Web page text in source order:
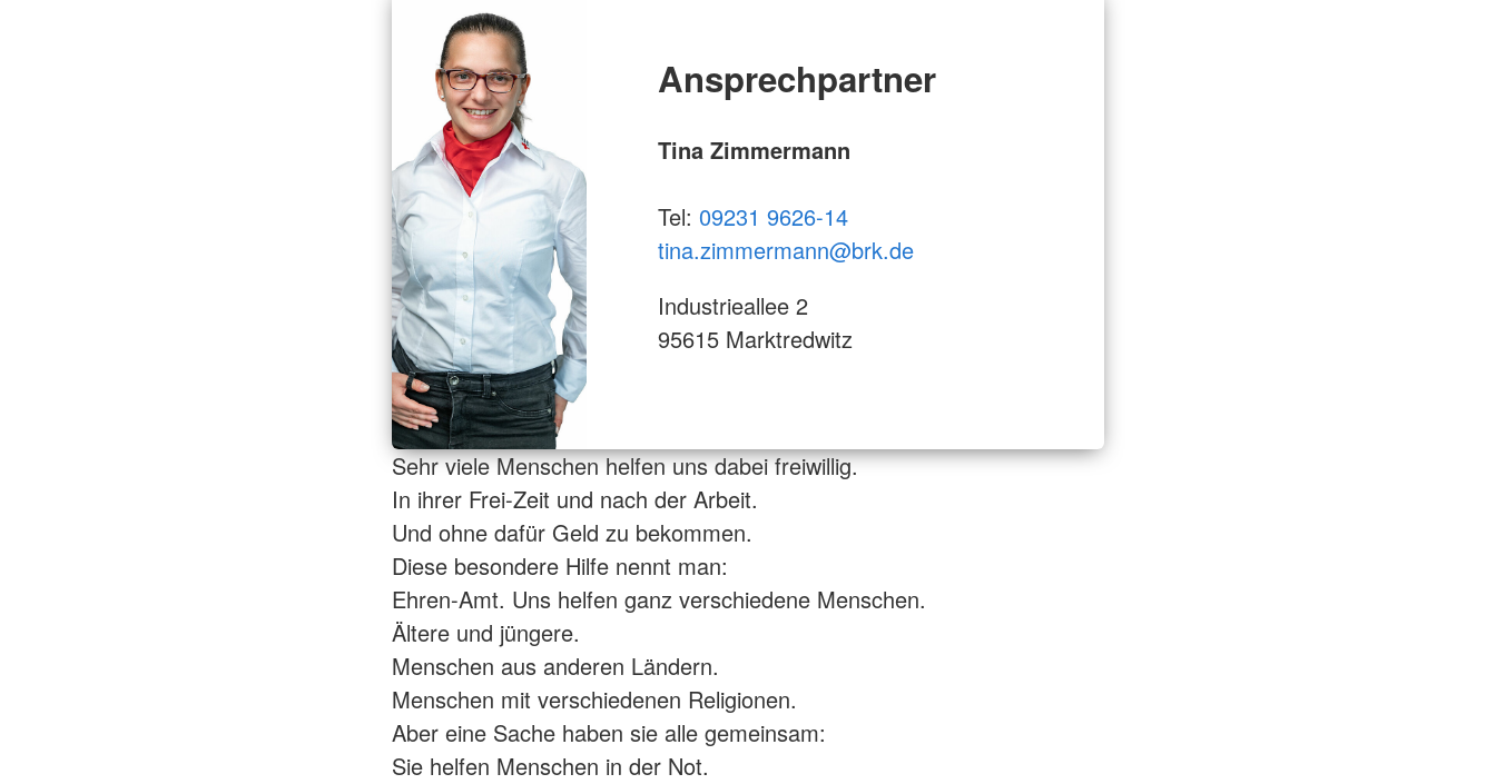
Ansprechpartner
Tina Zimmermann
Tel: 09231 9626-14
tina.zimmermann@brk.de
Industrieallee 2
95615 Marktredwitz
Sehr viele Menschen helfen uns dabei freiwillig.
In ihrer Frei-Zeit und nach der Arbeit.
Und ohne dafür Geld zu bekommen.
Diese besondere Hilfe nennt man:
Ehren-Amt. Uns helfen ganz verschiedene Menschen.
Ältere und jüngere.
Menschen aus anderen Ländern.
Menschen mit verschiedenen Religionen.
Aber eine Sache haben sie alle gemeinsam:
Sie helfen Menschen in der Not.